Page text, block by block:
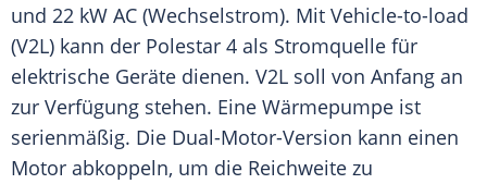
und 22 kW AC (Wechselstrom). Mit Vehicle-to-load
(V2L) kann der Polestar 4 als Stromquelle für
elektrische Geräte dienen. V2L soll von Anfang an
zur Verfügung stehen. Eine Wärmepumpe ist
serienmäßig. Die Dual-Motor-Version kann einen
Motor abkoppeln, um die Reichweite zu